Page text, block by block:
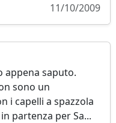
11/10/2009
appena saputo.
sono un
i capelli a spazzola
partenza per Sa...